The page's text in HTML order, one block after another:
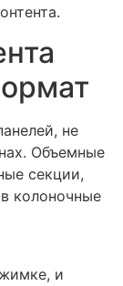
не
Объемные
секции,
колоночные
и